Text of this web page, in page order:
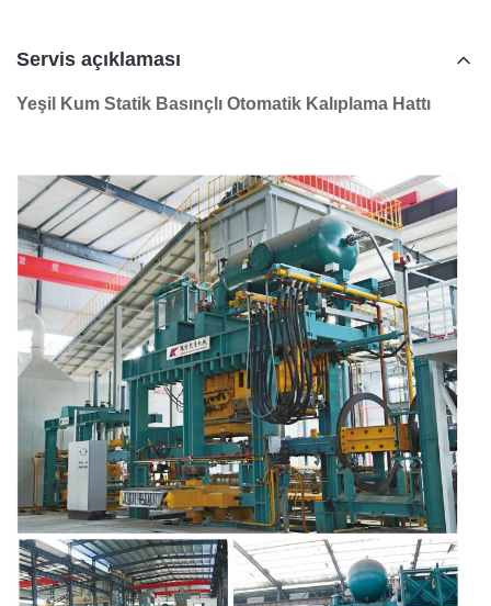
Servis açıklaması
Yeşil Kum Statik Basınçlı Otomatik Kalıplama Hattı